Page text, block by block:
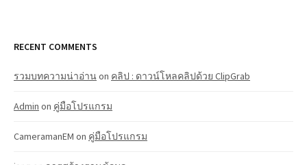
RECENT COMMENTS
รวมบทความน่าอ่านon คลิป : ดาวน์โหลคลิปด้วย ClipGrab
Admin on คู่มือโปรแกรม
CameramanEM on คู่มือโปรแกรม